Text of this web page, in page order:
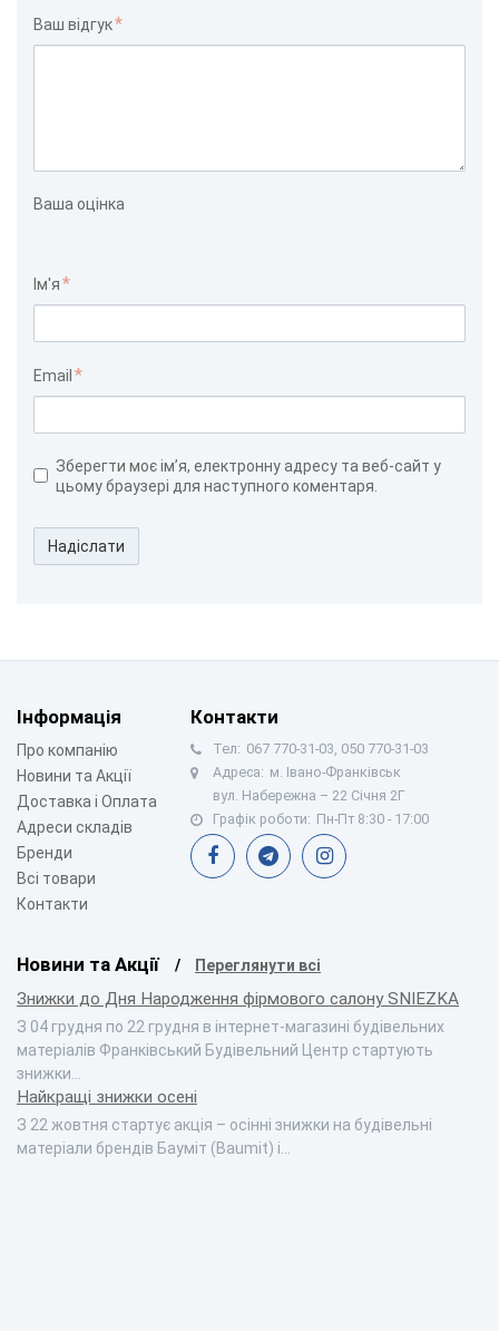
Ваш відгук
Ваша оцінка
Ім'я
Email
Зберегти моє ім’я, електронну адресу та веб-сайт у
цьому браузері для наступного коментаря.
Надіслати
Інформація
Про компанію
Новини та Акції
Доставка і Оплата
Адреси складів
Бренди
Всі товари
Контакти
Контакти
Тел: 067 770-31-03, 050 770-31-03
Адреса: м. Івано-Франківськ
вул. Набережна – 22 Січня 2Г
Графік роботи: Пн-Пт 8:30 - 17:00
Новини та Акції Переглянути всі
Знижки до Дня Народження фірмового салону SNIEZKA
З 04 грудня по 22 грудня в інтернет-магазині будівельних
матеріалів Франківський Будівельний Центр стартують
знижки…
Найкращі знижки осені
З 22 жовтня стартує акція – осінні знижки на будівельні
матеріали брендів Бауміт (Baumit) і…